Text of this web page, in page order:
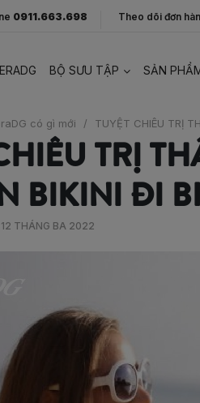
0911.663.698 Theo dõi đơn
BỘ SƯU TẬP SẢN
có gì mới / TUYỆT CHIÊU TRỊ
TRỊ
BIKINI ĐI
12 THÁNG BA 2022